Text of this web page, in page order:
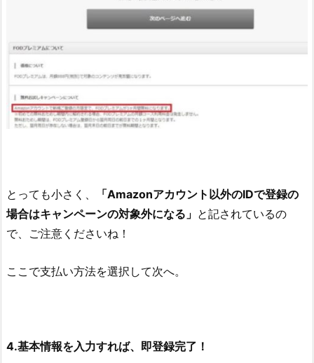
とっても小さく、
「Amazonアカウント以外のIDで登録の
場合はキャンペーンの対象外になる」 と記されているの
で、ご注意くださいね！
ここで支払い方法を選択して次へ。
4.基本情報を入力すれば、即登録完了！